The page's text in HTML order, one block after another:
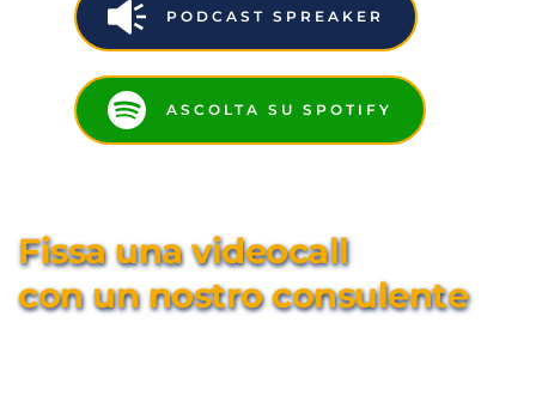
PODCAST SPREAKER
ASCOLTA SU SPOTIFY
Fissa una videocall
con un nostro consulente